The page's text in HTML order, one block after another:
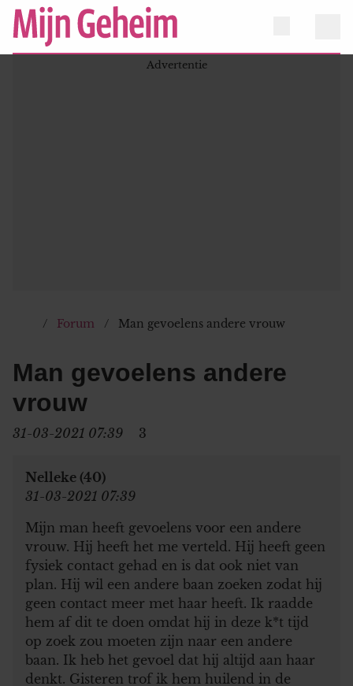
Forum Man gevoelens andere vrouw
Man gevoelens andere
vrouw
31-03-2021 07:39 3
Nelleke (40)
31-03-2021 07:39
Mijn man heeft gevoelens voor een andere
vrouw. Hij heeft het me verteld. Hij heeft geen
fysiek contact gehad en is dat ook niet van
plan. Hij wil een andere baan zoeken zodat hij
geen contact meer met haar heeft. Ik raadde
hem af dit te doen omdat hij in deze k*t tijd
op zoek zou moeten zijn naar een andere
baan. Ik heb het gevoel dat hij altijd aan haar
denkt. Gisteren trof ik hem huilend in de